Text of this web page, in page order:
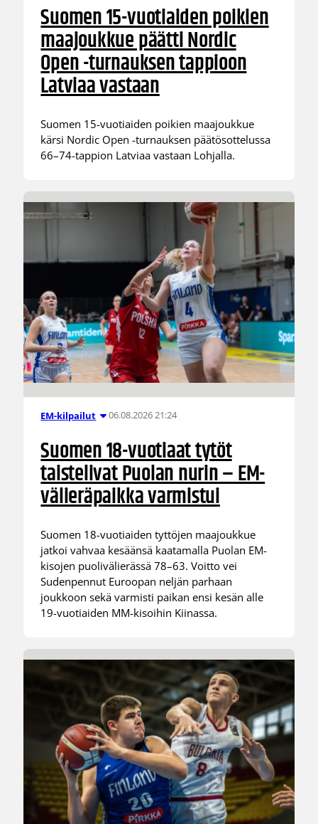
Suomen 15-vuotiaiden poikien
maajoukkue päätti Nordic
Open -turnauksen tappioon
Latviaa vastaan
Suomen 15-vuotiaiden poikien maajoukkue
kärsi Nordic Open -turnauksen päätösottelussa
66–74-tappion Latviaa vastaan Lohjalla.
EM-kilpailut 06.08.2026 21:24
Suomen 18-vuotiaat tytöt
taistelivat Puolan nurin – EM-
välieräpaikka varmistui
Suomen 18-vuotiaiden tyttöjen maajoukkue
jatkoi vahvaa kesäänsä kaatamalla Puolan EM-
kisojen puolivälierässä 78–63. Voitto vei
Sudenpennut Euroopan neljän parhaan
joukkoon sekä varmisti paikan ensi kesän alle
19-vuotiaiden MM-kisoihin Kiinassa.